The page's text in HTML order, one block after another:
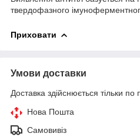
твердофазного
Приховати
Умови доставки
Доставка здійснюється тільки по
Нова Пошта
Самовивіз